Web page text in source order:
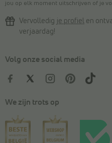
jou op elk moment uitschrijven of je
Vervolledig je profiel en
verjaardag!
Volg onze social media
We zijn trots op